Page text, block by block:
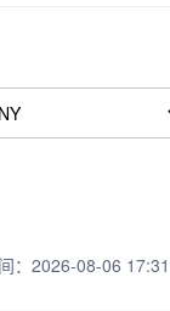
：2026-08-06